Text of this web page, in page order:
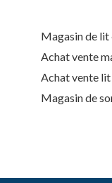
Magasin de
Achat vente
Achat vente
Magasin de